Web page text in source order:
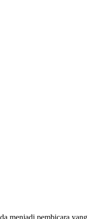
menjadi pembicara yang